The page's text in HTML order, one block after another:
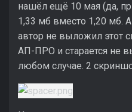
нашёл ещё 10 мая (да,
1,33 мб вместо 1,20 мб.
автор не выложил этот
АП-ПРО и старается не
любом случае. 2